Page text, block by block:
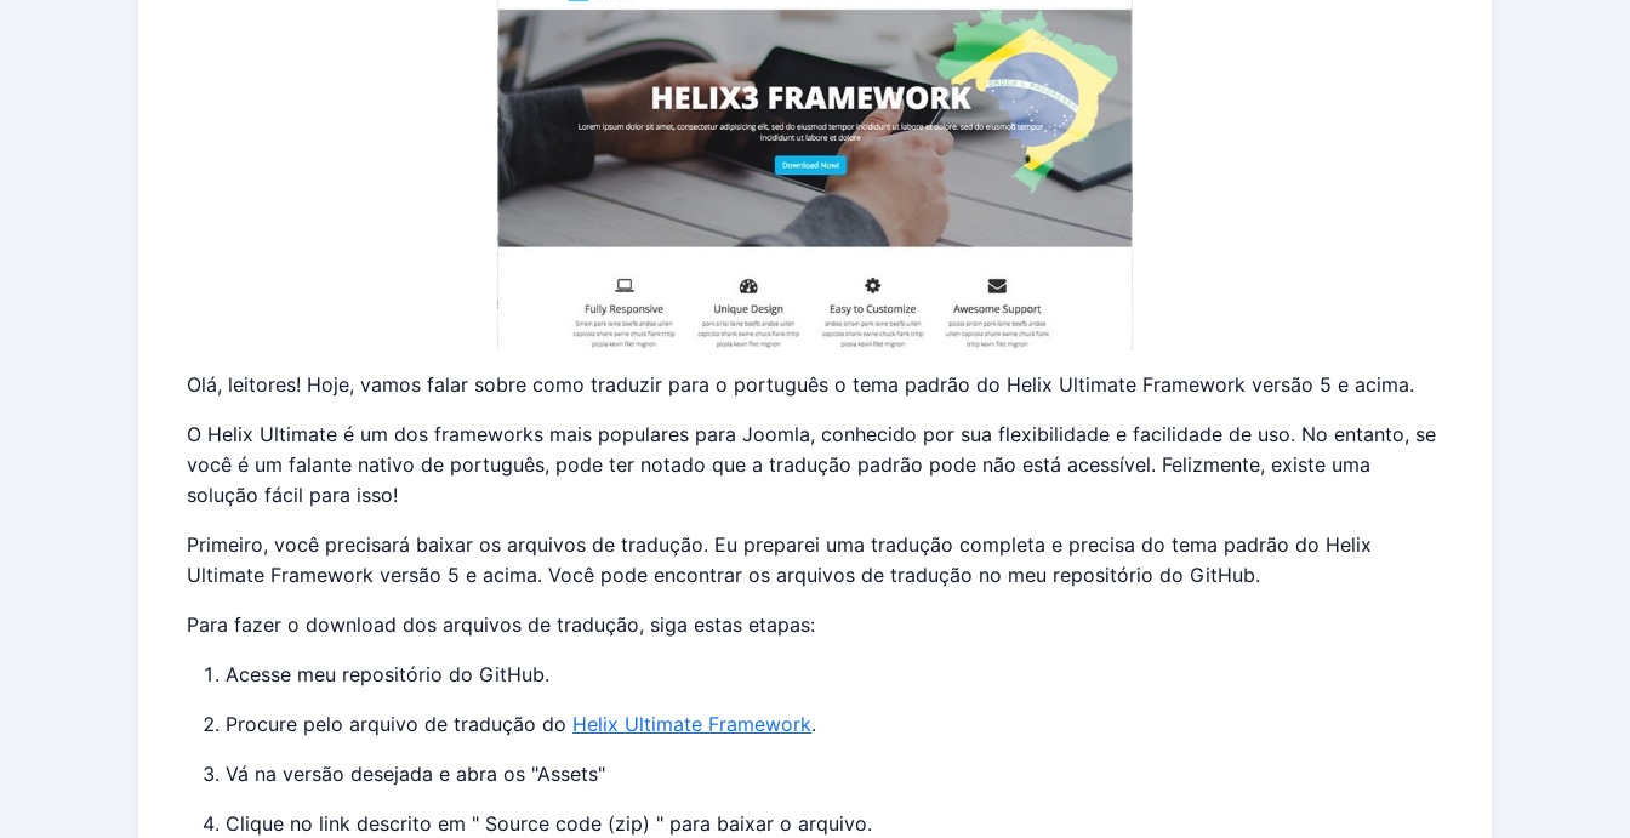
Olá, leitores! Hoje, vamos falar sobre como traduzir para o português o tema padrão do Helix Ultimate Framework versão 5 e acima.
O Helix Ultimate é um dos frameworks mais populares para Joomla, conhecido por sua flexibilidade e facilidade de uso. No entanto, se
você é um falante nativo de português, pode ter notado que a tradução padrão pode não está acessível. Felizmente, existe uma
solução fácil para isso!
Primeiro, você precisará baixar os arquivos de tradução. Eu preparei uma tradução completa e precisa do tema padrão do Helix
Ultimate Framework versão 5 e acima. Você pode encontrar os arquivos de tradução no meu repositório do GitHub.
Para fazer o download dos arquivos de tradução, siga estas etapas:
Acesse meu repositório do GitHub.
Procure pelo arquivo de tradução do Helix Ultimate Framework.
Vá na versão desejada e abra os "Assets"
Clique no link descrito em " Source code (zip) " para baixar o arquivo.